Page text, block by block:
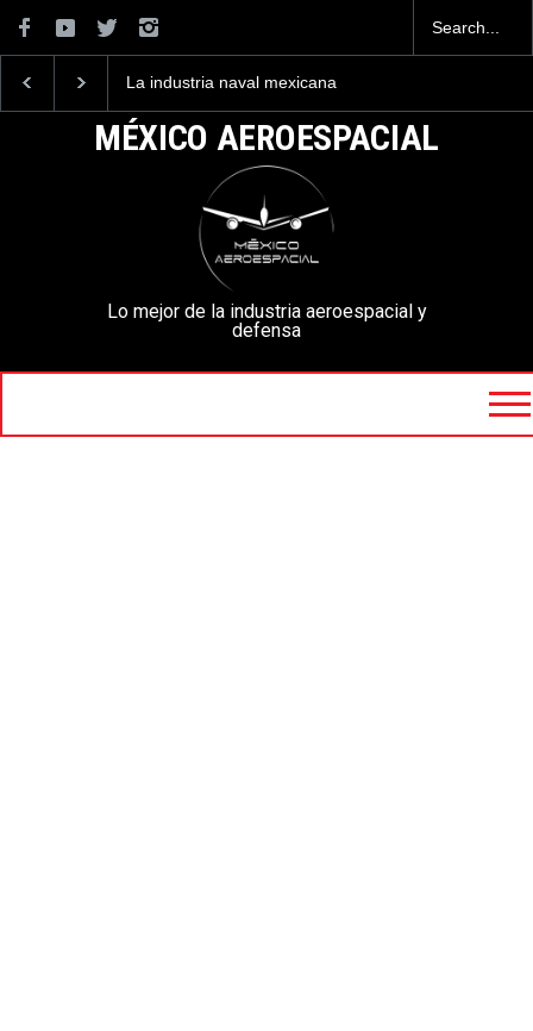
La industria naval mexicana
la Armada de México
mexicanos cuesta 2.9
millones de dólares
MÉXICO AEROESPACIAL
Lo mejor de la industria aeroespacial y
defensa